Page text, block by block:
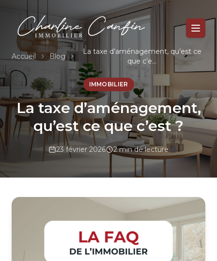
Accueil Blog
La taxe d’aménagement, qu’est ce
que c’e...
IMMOBILIER
La taxe d’aménagement,
qu’est ce que c’est ?
23 février 2026 2 min de lecture